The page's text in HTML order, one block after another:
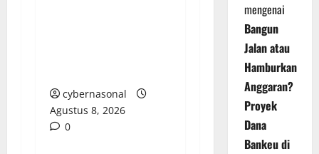
cybernasonal
Agustus 8, 2026
0
mengenai
Bangun
Jalan atau
Hamburkan
Anggaran?
Proyek
Dana
Bankeu di